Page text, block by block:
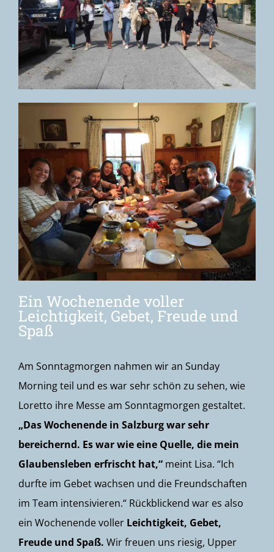
Ein Wochenende voller
Leichtigkeit, Gebet, Freude und
Spaß
Am Sonntagmorgen nahmen wir an Sunday
Morning teil und es war sehr schön zu sehen, wie
Loretto ihre Messe am Sonntagmorgen gestaltet.
„Das Wochenende in Salzburg war sehr
bereichernd. Es war wie eine Quelle, die mein
Glaubensleben erfrischt hat,“ meint Lisa. “Ich
durfte im Gebet wachsen und die Freundschaften
im Team intensivieren.“ Rückblickend war es also
ein Wochenende voller Leichtigkeit, Gebet,
Freude und Spaß. Wir freuen uns riesig, Upper